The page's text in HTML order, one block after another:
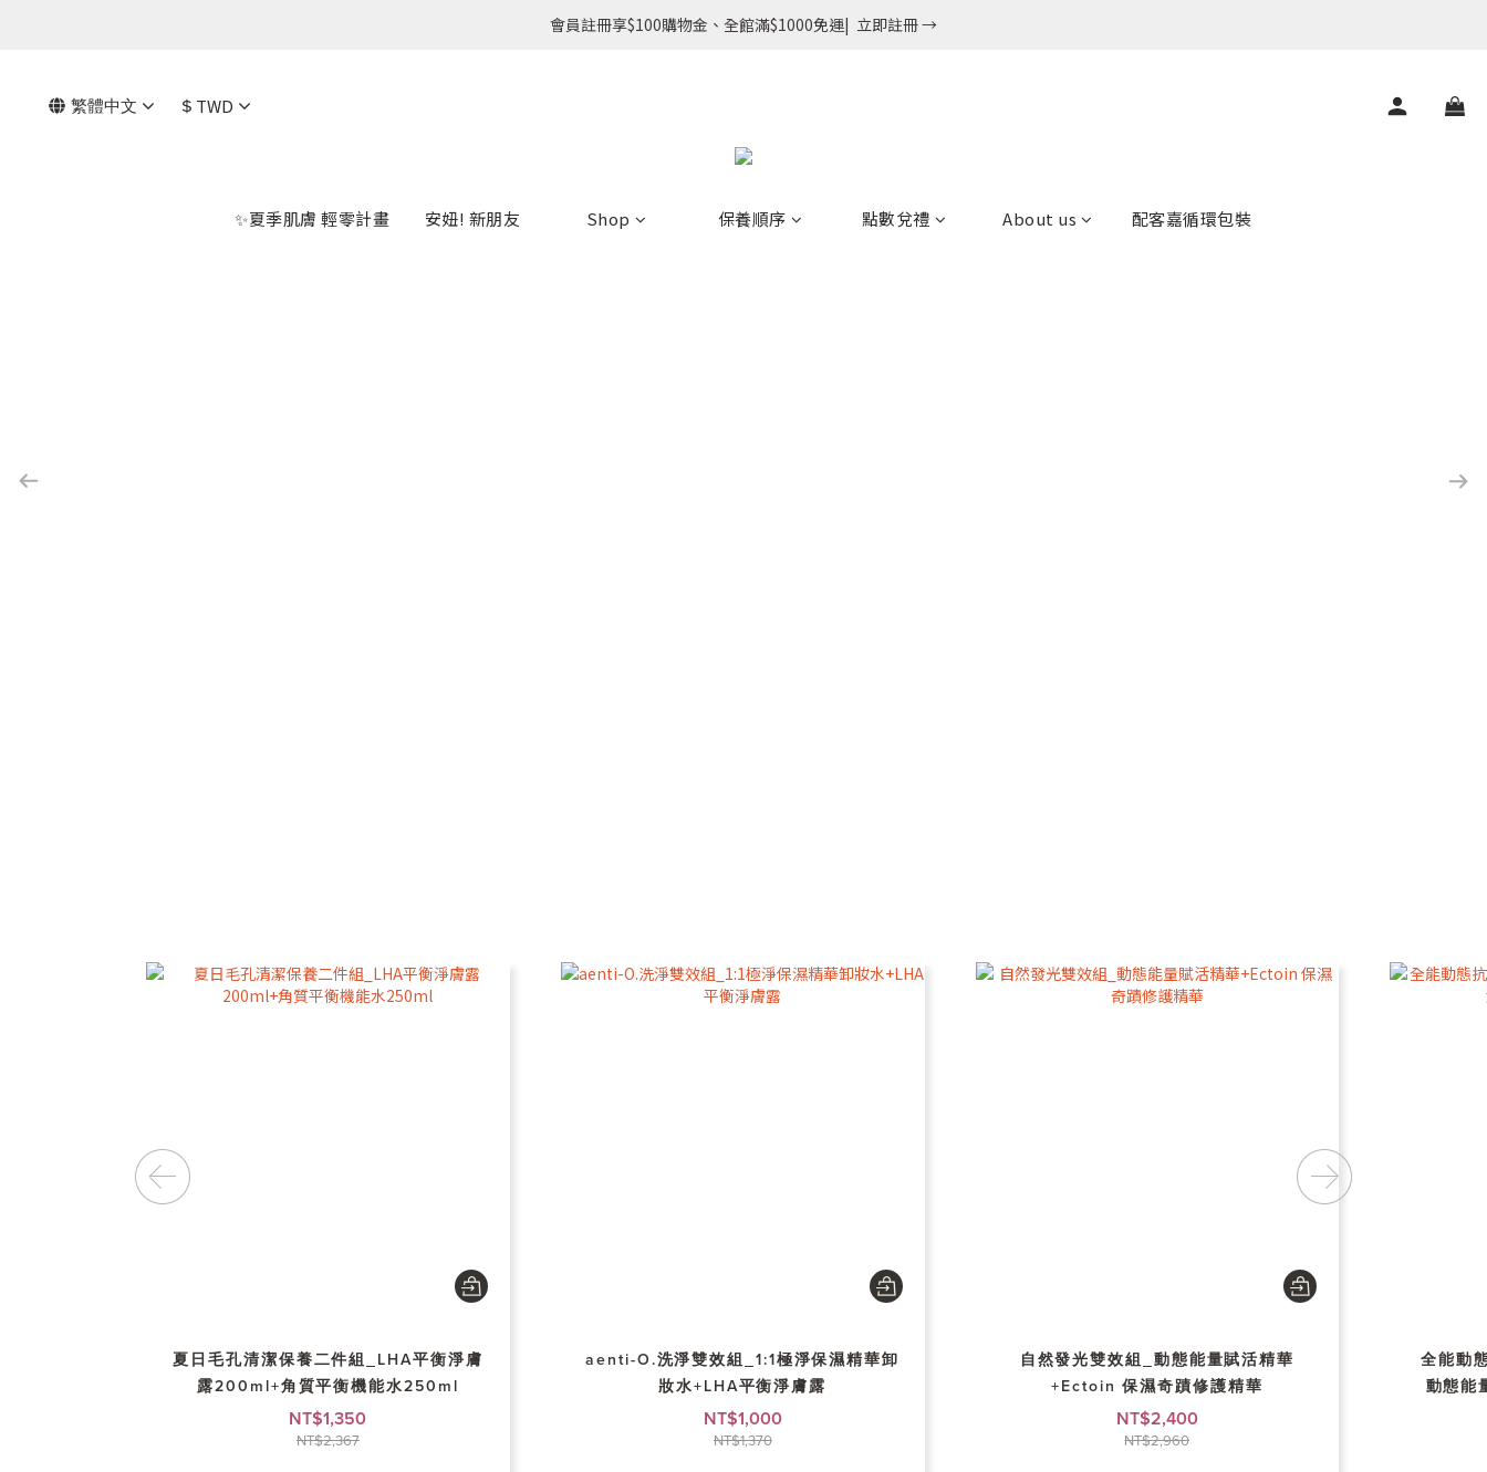
會員註冊享$100購物金、全館滿$1000免運|  立即註冊 →
$ TWD
繁體中文
✨夏季肌膚 輕零計畫 安妞! 新朋友 Shop 保養順序 點數兌禮 About us 配客嘉循環包裝
夏日毛孔清潔保養二件組_LHA平衡淨膚
露200ml+角質平衡機能水250ml
NT$1,350
NT$2,367
aenti-O.洗淨雙效組_1:1極淨保濕精華卸
妝水+LHA平衡淨膚露
NT$1,000
NT$1,370
自然發光雙效組_動態能量賦活精華
+Ectoin 保濕奇蹟修護精華
NT$2,400
NT$2,960
全能動